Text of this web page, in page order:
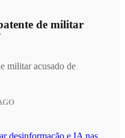
de militar
militar acusado de